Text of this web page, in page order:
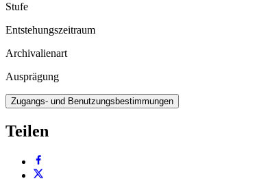
Stufe
Entstehungszeitraum
Archivalienart
Ausprägung
Zugangs- und Benutzungsbestimmungen
Teilen